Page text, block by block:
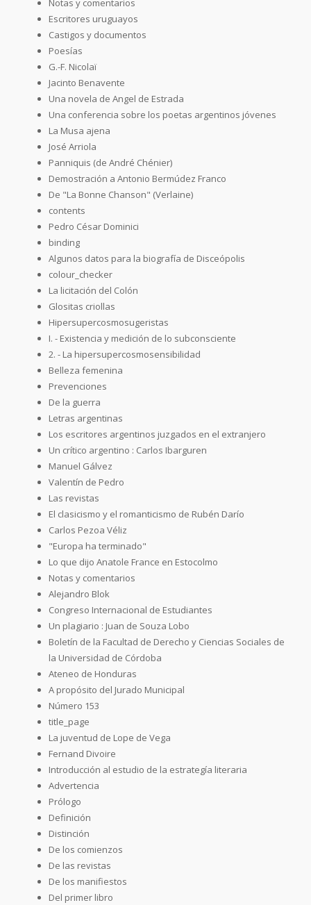
Escritores uruguayos
Castigos y documentos
Poesías
G.-F. Nicolaï
Jacinto Benavente
Una novela de Angel de Estrada
Una conferencia sobre los poetas argentinos jóvenes
La Musa ajena
José Arriola
Panniquis (de André Chénier)
Demostración a Antonio Bermúdez Franco
De "La Bonne Chanson" (Verlaine)
contents
Pedro César Dominici
binding
Algunos datos para la biografía de Disceópolis
colour_checker
La licitación del Colón
Glositas criollas
Hipersupercosmosugeristas
I. - Existencia y medición de lo subconsciente
2. - La hipersupercosmosensibilidad
Belleza femenina
Prevenciones
De la guerra
Letras argentinas
Los escritores argentinos juzgados en el extranjero
Un crítico argentino : Carlos Ibarguren
Manuel Gálvez
Valentín de Pedro
Las revistas
El clasicismo y el romanticismo de Rubén Darío
Carlos Pezoa Véliz
"Europa ha terminado"
Lo que dijo Anatole France en Estocolmo
Notas y comentarios
Alejandro Blok
Congreso Internacional de Estudiantes
Un plagiario : Juan de Souza Lobo
Boletín de la Facultad de Derecho y Ciencias Sociales de
la Universidad de Córdoba
Ateneo de Honduras
A propósito del Jurado Municipal
Número 153
title_page
La juventud de Lope de Vega
Fernand Divoire
Introducción al estudio de la estrategía literaria
Advertencia
Prólogo
Definición
Distinción
De los comienzos
De las revistas
De los manifiestos
Del primer libro